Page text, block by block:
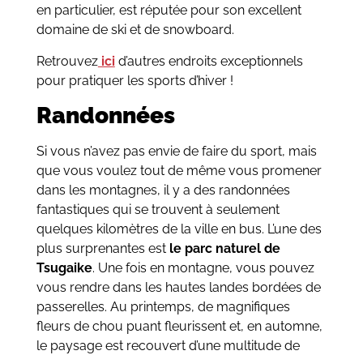
en particulier, est réputée pour son excellent
domaine de ski et de snowboard.
Retrouvezici d’autres endroits exceptionnels
pour pratiquer les sports d’hiver !
Randonnées
Si vous n’avez pas envie de faire du sport, mais
que vous voulez tout de même vous promener
dans les montagnes, il y a des randonnées
fantastiques qui se trouvent à seulement
quelques kilomètres de la ville en bus. L’une des
plus surprenantes est le parc naturel de
Tsugaike. Une fois en montagne, vous pouvez
vous rendre dans les hautes landes bordées de
passerelles. Au printemps, de magnifiques
fleurs de chou puant fleurissent et, en automne,
le paysage est recouvert d’une multitude de